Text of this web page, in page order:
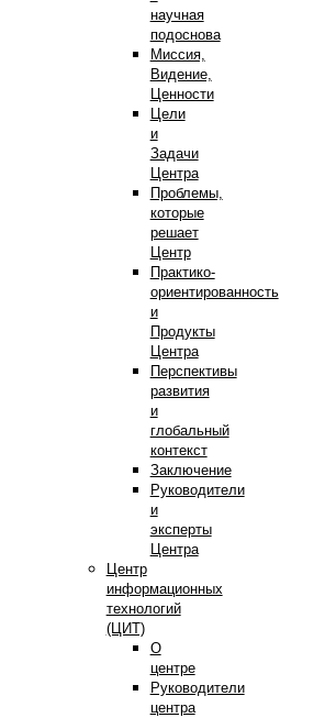
научная
подоснова
Миссия,
Видение,
Ценности
Цели
и
Задачи
Центра
Проблемы,
которые
решает
Центр
Практико-
ориентированность
и
Продукты
Центра
Перспективы
развития
и
глобальный
контекст
Заключение
Руководители
и
эксперты
Центра
Центр
информационных
технологий
(ЦИТ)
О
центре
Руководители
центра